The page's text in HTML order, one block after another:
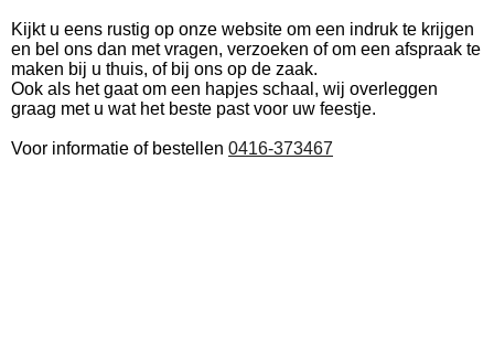
Kijkt u eens rustig op onze website om een indruk te krijgen
en bel ons dan met vragen, verzoeken of om een afspraak te
maken bij u thuis, of bij ons op de zaak.
Ook als het gaat om een hapjes schaal, wij overleggen
graag met u wat het beste past voor uw feestje.
Voor informatie of bestellen 0416-373467